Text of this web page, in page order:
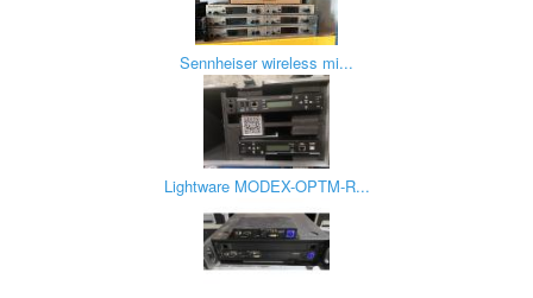
Sennheiser wireless mi...
Lightware MODEX-OPTM-R...